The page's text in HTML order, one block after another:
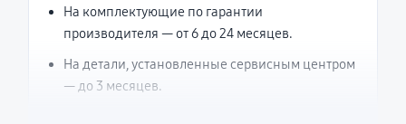
На комплектующие по гарантии
производителя — от 6 до 24 месяцев.
На детали, установленные сервисным центром
— до 3 месяцев.